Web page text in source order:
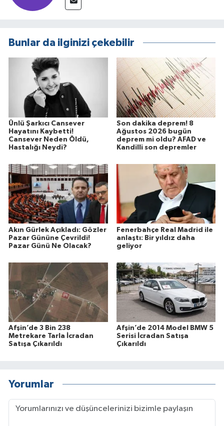
Bunlar da ilginizi çekebilir
Ünlü Şarkıcı Cansever
Hayatını Kaybetti!
Cansever Neden Öldü,
Hastalığı Neydi?
Son dakika deprem! 8
Ağustos 2026 bugün
deprem mi oldu? AFAD ve
Kandilli son depremler
Akın Gürlek Açıkladı: Gözler
Pazar Gününe Çevrildi!
Pazar Günü Ne Olacak?
Fenerbahçe Real Madrid ile
anlaştı: Bir yıldız daha
geliyor
Afşin’de 3 Bin 238
Metrekare Tarla İcradan
Satışa Çıkarıldı
Afşin’de 2014 Model BMW 5
Serisi İcradan Satışa
Çıkarıldı
Yorumlar